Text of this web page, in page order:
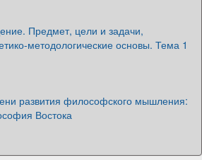
Предмет, цели и задачи,
методологические основы. Тема 1
развития философского мышления:
Востока